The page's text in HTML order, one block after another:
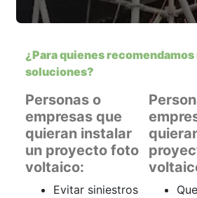
¿Para quienes
soluciones?
Personas o
empresas que
quieran instalar
un proyecto foto
voltaico:
Evitar siniestros